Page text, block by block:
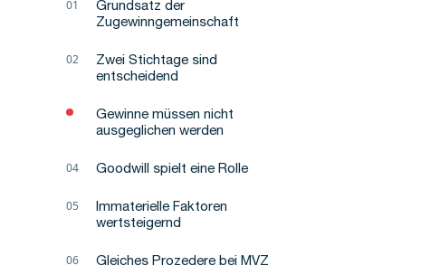
Grundsatz der
Zugewinngemeinschaft
Zwei Stichtage sind
entscheidend
Gewinne müssen nicht
ausgeglichen werden
Goodwill spielt eine Rolle
Immaterielle Faktoren
wertsteigernd
Gleiches Prozedere bei MVZ